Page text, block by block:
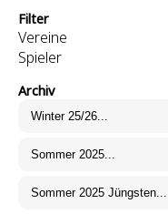
Filter
Vereine
Spieler
Archiv